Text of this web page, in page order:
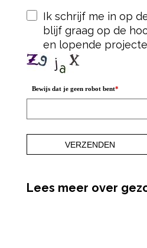
Ik schrijf me in op
blijf graag op de
en lopende
Bewijs dat je geen robot bent*
Lees meer over